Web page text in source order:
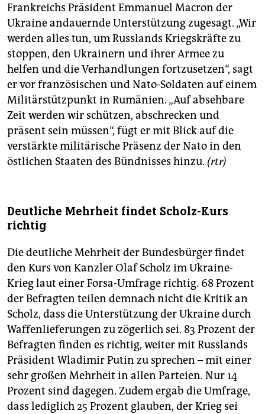
Frankreichs Präsident Emmanuel Macron der
Ukraine andauernde Unterstützung zugesagt. „Wir
werden alles tun, um Russlands Kriegskräfte zu
stoppen, den Ukrainern und ihrer Armee zu
helfen und die Verhandlungen fortzusetzen“, sagt
er vor französischen und Nato-Soldaten auf einem
Militärstützpunkt in Rumänien. „Auf absehbare
Zeit werden wir schützen, abschrecken und
präsent sein müssen“, fügt er mit Blick auf die
verstärkte militärische Präsenz der Nato in den
östlichen Staaten des Bündnisses hinzu. (rtr)
Deutliche Mehrheit findet Scholz-Kurs
richtig
Die deutliche Mehrheit der Bundesbürger findet
den Kurs von Kanzler Olaf Scholz im Ukraine-
Krieg laut einer Forsa-Umfrage richtig. 68 Prozent
der Befragten teilen demnach nicht die Kritik an
Scholz, dass die Unterstützung der Ukraine durch
Waffenlieferungen zu zögerlich sei. 83 Prozent der
Befragten finden es richtig, weiter mit Russlands
Präsident Wladimir Putin zu sprechen – mit einer
sehr großen Mehrheit in allen Parteien. Nur 14
Prozent sind dagegen. Zudem ergab die Umfrage,
dass lediglich 25 Prozent glauben, der Krieg sei